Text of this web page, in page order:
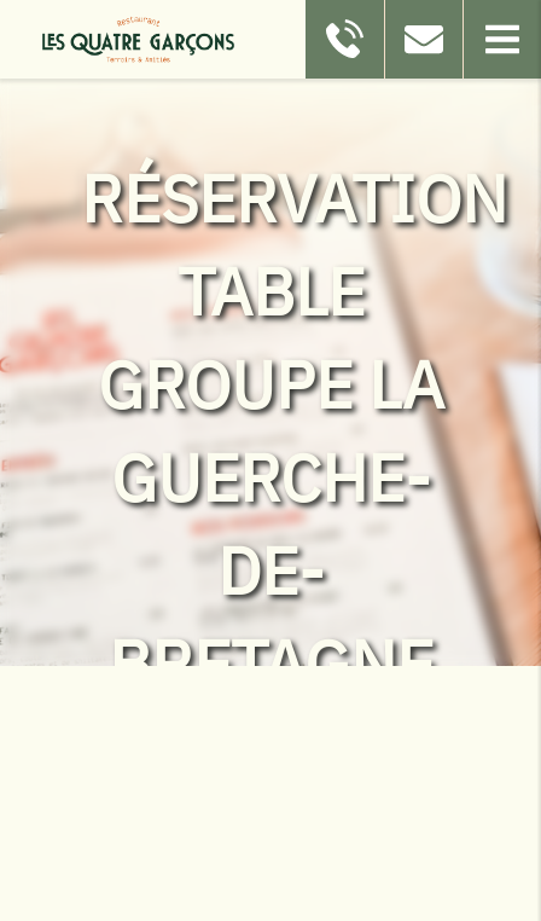
RÉSERVATION
TABLE
GROUPE LA
GUERCHE-
DE-
BRETAGNE